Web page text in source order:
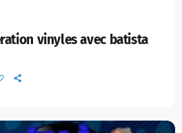
vinyles avec batista